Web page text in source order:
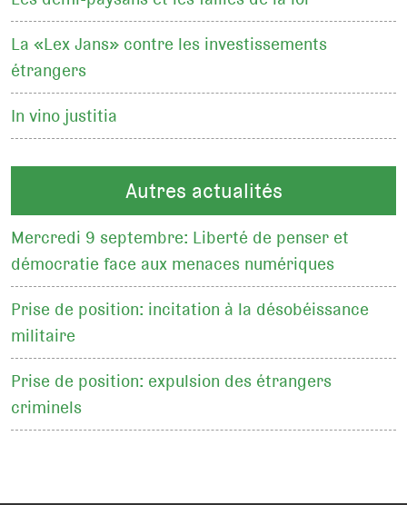
La «Lex Jans» contre les investissements
étrangers
In vino justitia
Autres actualités
Mercredi 9 septembre: Liberté de penser et
démocratie face aux menaces numériques
Prise de position: incitation à la désobéissance
militaire
Prise de position: expulsion des étrangers
criminels